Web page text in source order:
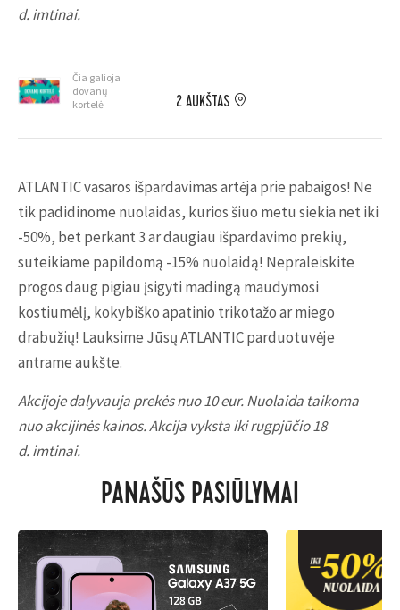
d. imtinai.
Čia galioja
dovanų
kortelė
2 AUKŠTAS
ATLANTIC vasaros išpardavimas artėja prie pabaigos! Ne
tik padidinome nuolaidas, kurios šiuo metu siekia net iki
-50%, bet perkant 3 ar daugiau išpardavimo prekių,
suteikiame papildomą -15% nuolaidą! Nepraleiskite
progos daug pigiau įsigyti madingą maudymosi
kostiumėlį, kokybiško apatinio trikotažo ar miego
drabužių! Lauksime Jūsų ATLANTIC parduotuvėje
antrame aukšte.
Akcijoje dalyvauja prekės nuo 10 eur. Nuolaida taikoma
nuo akcijinės kainos. Akcija vyksta iki rugpjūčio 18
d. imtinai.
PANAŠŪS PASIŪLYMAI